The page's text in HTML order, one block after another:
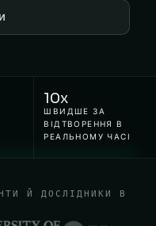
10x
ШВИДШЕ ЗА
ВІДТВОРЕННЯ В
РЕАЛЬНОМУ ЧАСІ
Й ДОСЛІДНИКИ В